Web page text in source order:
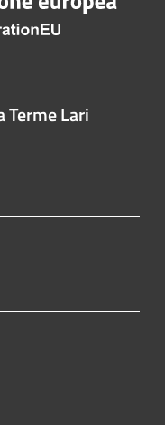
Terme Lari